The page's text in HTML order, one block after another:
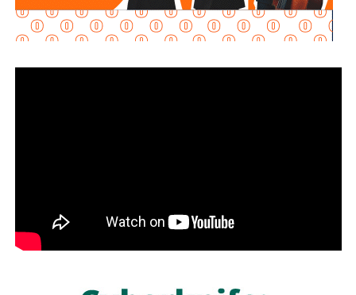
personas acreedoras alimentarias, evitando que
maniobras de carácter patrimonial sean utilizadas para
establecidas por la autoridad judicial.
durante periodos relacionados con procesos familiares y
la transferencia de bienes a familiares o personas de
confianza que actúan como titulares aparentes.